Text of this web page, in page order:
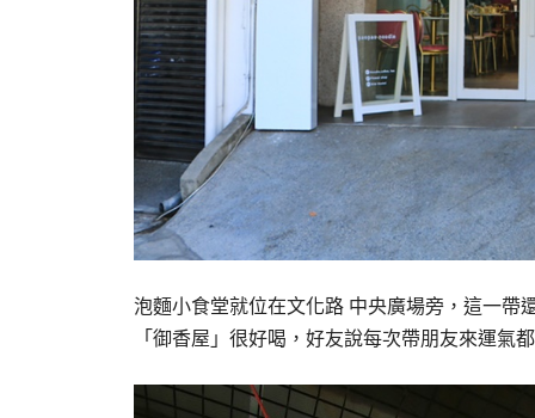
泡麵小食堂就位在文化路 中央廣場旁，這一帶
「御香屋」很好喝，好友說每次帶朋友來運氣